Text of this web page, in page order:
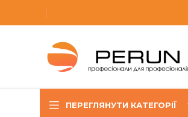
ПЕРЕГЛЯНУТИ КАТЕГОРІЇ